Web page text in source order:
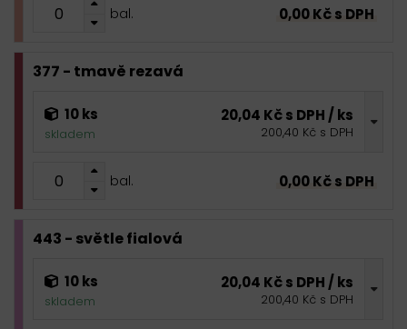
bal. 0,00 Kč s DPH
377 - tmavě rezavá
10 ks
skladem
20,04 Kč s DPH / ks
200,40 Kč s DPH
bal. 0,00 Kč s DPH
443 - světle fialová
10 ks
skladem
20,04 Kč s DPH / ks
200,40 Kč s DPH